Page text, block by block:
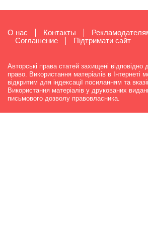
О нас Контакты
Cоглашение
Підтримати сайт
Авторські права статей захищені
право. Використання матеріалів в Інтернеті
відкритим для індексації посиланням та
Використання матеріалів у друкованих
письмового дозволу правовласника.